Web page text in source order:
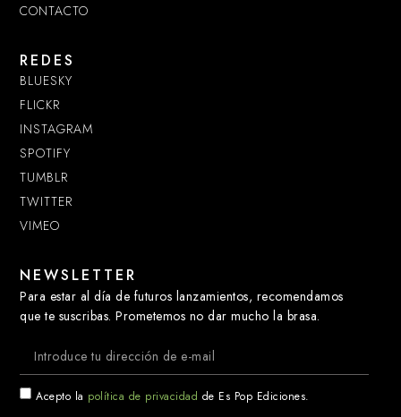
CONTACTO
REDES
BLUESKY
FLICKR
INSTAGRAM
SPOTIFY
TUMBLR
TWITTER
VIMEO
NEWSLETTER
Para estar al día de futuros lanzamientos, recomendamos
que te suscribas. Prometemos no dar mucho la brasa.
Acepto la política de privacidad de Es Pop Ediciones.